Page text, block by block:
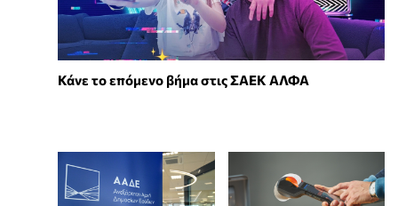
Κάνε το επόμενο βήμα στις ΣΑΕΚ ΑΛΦΑ